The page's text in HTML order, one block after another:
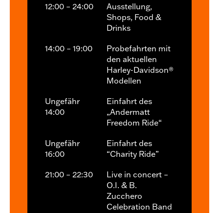
12:00 – 24:00
Ausstellung,
Shops, Food &
Drinks
14:00 – 19:00
Probefahrten mit
den aktuellen
Harley-Davidson®
Modellen
Ungefähr
14:00
Einfahrt des
„Andermatt
Freedom Ride“
Ungefähr
16:00
Einfahrt des
“Charity Ride”
21:00 – 22:30
Live in concert –
O.I. & B.
Zucchero
Celebration Band